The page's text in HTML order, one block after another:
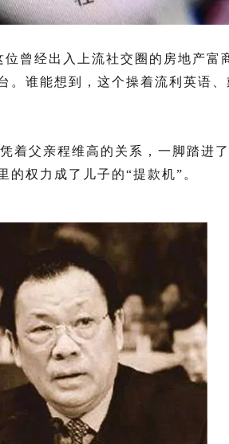
曾经出入上流社交圈的房地产富
。谁能想到，这个操着流利英语
着父亲程维高 的关系，一脚踏进
权力成了儿子的“提款机”。